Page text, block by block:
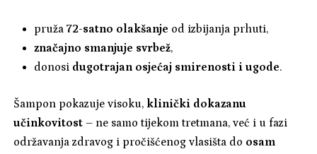
pruža 72-satno olakšanje od izbijanja prhuti,
značajno smanjuje svrbež,
donosi dugotrajan osjećaj smirenosti i ugode.
Šampon pokazuje visoku, klinički dokazanu
učinkovitost – ne samo tijekom tretmana, već i u fazi
održavanja zdravog i pročišćenog vlasišta do osam